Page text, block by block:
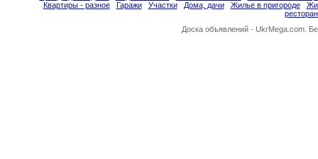
Квартиры - разное
Гаражи Участки Дома, дачи Жилье в пригороде
Доска объявлений - UkrMega.com.